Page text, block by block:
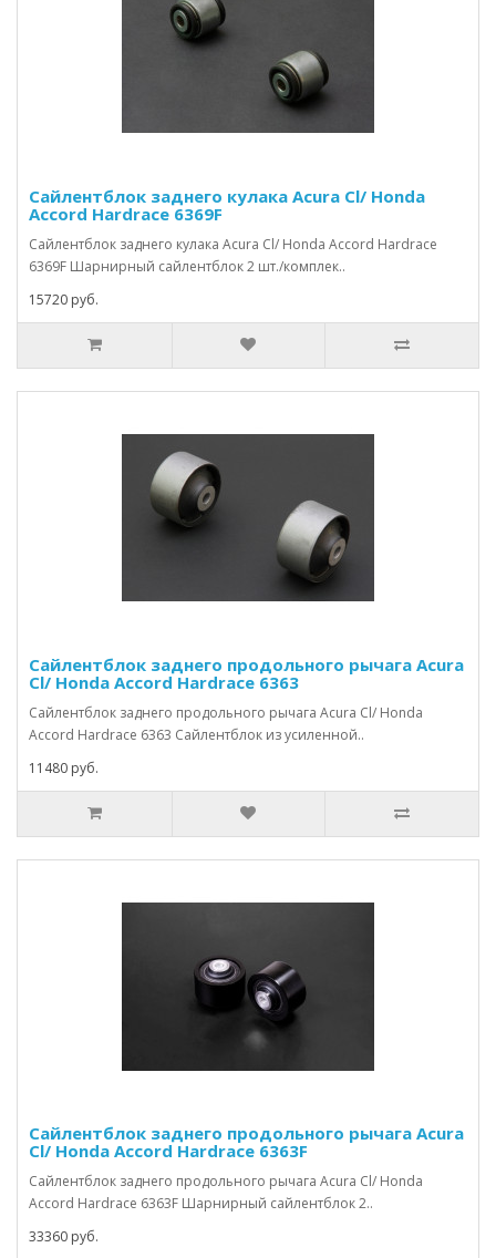
Сайлентблок заднего кулака Acura Cl/ Honda
Accord Hardrace 6369F
Сайлентблок заднего кулака Acura Cl/ Honda Accord Hardrace
6369F Шарнирный сайлентблок 2 шт./комплек..
15720 руб.
Сайлентблок заднего продольного рычага Acura
Cl/ Honda Accord Hardrace 6363
Сайлентблок заднего продольного рычага Acura Cl/ Honda
Accord Hardrace 6363 Сайлентблок из усиленной..
11480 руб.
Сайлентблок заднего продольного рычага Acura
Cl/ Honda Accord Hardrace 6363F
Сайлентблок заднего продольного рычага Acura Cl/ Honda
Accord Hardrace 6363F Шарнирный сайлентблок 2..
33360 руб.